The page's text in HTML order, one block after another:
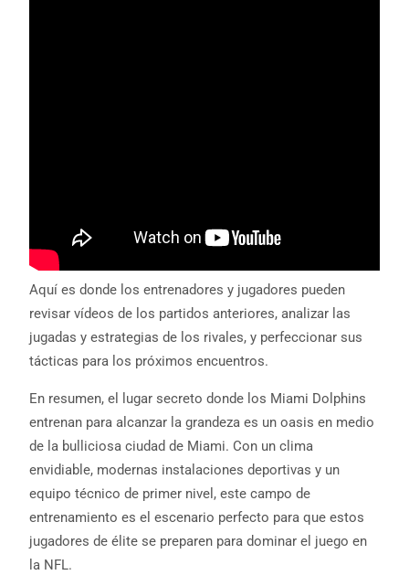
Aquí es donde los entrenadores y jugadores pueden
revisar vídeos de los partidos anteriores, analizar las
jugadas y estrategias de los rivales, y perfeccionar sus
tácticas para los próximos encuentros.
En resumen, el lugar secreto donde los Miami Dolphins
entrenan para alcanzar la grandeza es un oasis en medio
de la bulliciosa ciudad de Miami. Con un clima
envidiable, modernas instalaciones deportivas y un
equipo técnico de primer nivel, este campo de
entrenamiento es el escenario perfecto para que estos
jugadores de élite se preparen para dominar el juego en
la NFL.